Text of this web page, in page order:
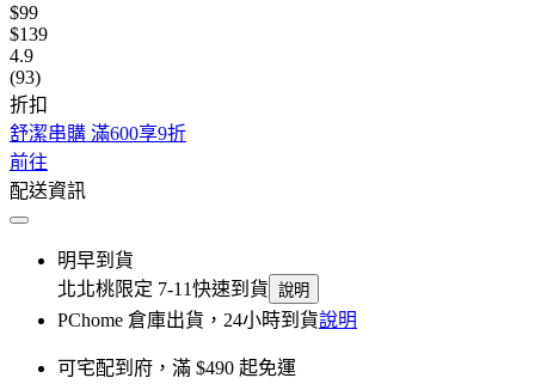
$99
$139
4.9
(93)
折扣
舒潔串購 滿600享9折
前往
配送資訊
明早到貨
北北桃限定 7-11快速到貨 說明
PChome 倉庫出貨，24小時到貨說明
可宅配到府，滿 $490 起免運